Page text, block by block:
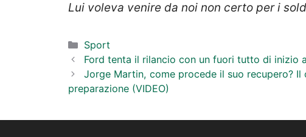
Lui voleva venire da noi non certo per i
Categorie
Sport
Ford tenta il rilancio con un fuori tutto di inizio
Jorge Martin, come procede il suo recupero? Il
preparazione (VIDEO)